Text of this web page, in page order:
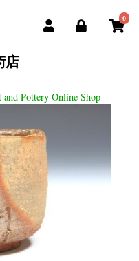
0
店
Pottery Online Shop